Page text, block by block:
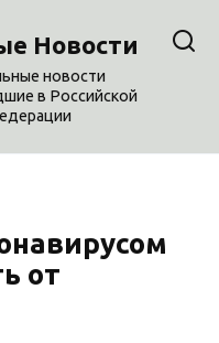
Новости
новости
в Российской
от